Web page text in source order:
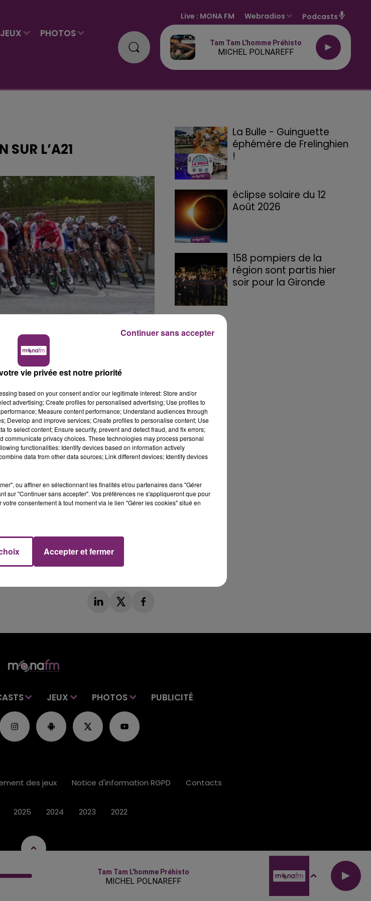
JEUX PHOTOS
Live : MONA FM Webradios Podcasts
Tam Tam L'homme Préhisto
MICHEL POLNAREFF
SUR L’A21
sur la commune de
Douai sera ainsi fermée ce
La Bulle - Guinguette
éphémère de Frelinghien
!
éclipse solaire du 12
Août 2026
158 pompiers de la
région sont partis hier
soir pour la Gironde
JEUX PHOTOS PUBLICITÉ
Tam Tam L'homme Préhisto
MICHEL POLNAREFF
des jeux Notice d'information RGPD Contacts
2025 2024 2023 2022
vie privée est notre priorité
based on your consent and/or our legitimate interest: Store and/or
advertising; Create profiles for personalised advertising; Use profiles to
Measure content performance; Understand audiences through
Develop and improve services; Create profiles to personalise content; Use
to select content; Ensure security, prevent and detect fraud, and fix errors;
communicate privacy choices. These technologies may process personal
functionalities: Identify devices based on information actively
data from other data sources; Link different devices; Identify devices
ou affiner en sélectionnant les finalités et/ou partenaires dans "Gérer
sur "Continuer sans accepter". Vos préférences ne s'appliqueront que pour
consentement à tout moment via le lien "Gérer les cookies" situé en
Accepter et fermer
Continuer sans accepter